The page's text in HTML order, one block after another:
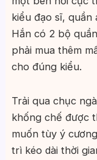
kiểu đạo sĩ,
Hắn có 2 bộ
phải mua thêm
cho đúng kiểu.
Trải qua chục
khống chế được
muốn tùy ý
trì kéo dài thời